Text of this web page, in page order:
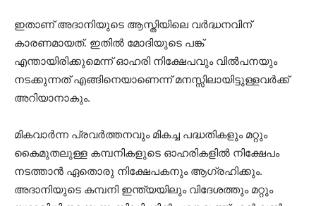
ഇതാണ് അദാനിയുടെ ആസ്തിയിലെ വര്‍ദ്ധനവിന്
കാരണമായത്. ഇതില്‍ മോദിയുടെ പങ്ക്
എന്തായിരിക്കുമെന്ന് ഓഹരി നിക്ഷേപവും വില്‍പനയും
നടക്കുന്നത് എങ്ങിനെയാണെന്ന് മനസ്സിലായിട്ടുള്ളവര്‍ക്ക്
അറിയാനാകും.
മികവാര്‍ന്ന പ്രവര്‍ത്തനവും മികച്ച പദ്ധതികളും മറ്റും
കൈമുതലുള്ള കമ്പനികളുടെ ഓഹരികളില്‍ നിക്ഷേപം
നടത്താന്‍ ഏതൊരു നിക്ഷേപകനും ആഗ്രഹിക്കും.
അദാനിയുടെ കമ്പനി ഇന്ത്യയിലും വിദേശത്തും മറ്റും